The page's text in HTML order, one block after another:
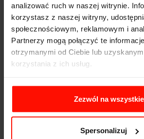
analizować ruch w naszej witrynie.
korzystasz z naszej witryny,
społecznościowym, reklamowym i
Partnerzy mogą połączyć te
otrzymanymi od Ciebie lub
korzystania z ich usług.
Zezwól na wszystkie
Spersonalizuj
Pojemność:
3.8 l
Skrzynia biegów:
Voucher jest ważny 365 dni od daty
karta. Przejazdy są realizowane w